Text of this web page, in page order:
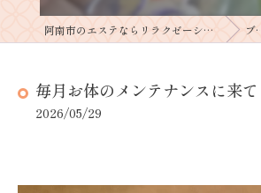
阿南市のエステならリラクゼーションサロン＆エステティックサロン和み庵 ブログ
毎月お体のメンテナンスに来
2026/05/29